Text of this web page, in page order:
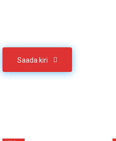
Saada kiri